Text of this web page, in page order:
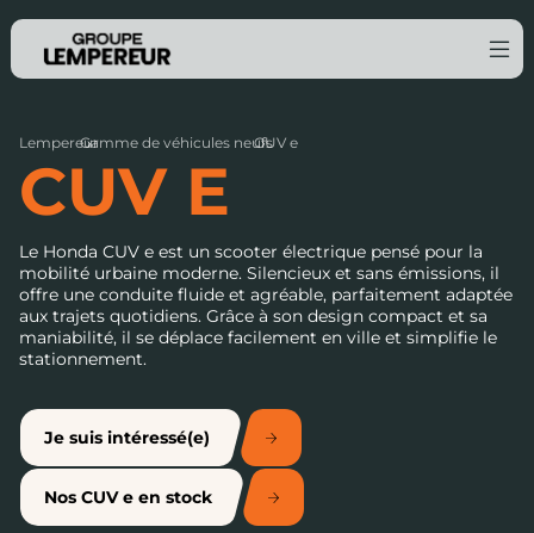
Lempereur
›
Gamme de véhicules neufs
›
CUV e
CUV E
Le Honda CUV e est un scooter électrique pensé pour la
mobilité urbaine moderne. Silencieux et sans émissions, il
offre une conduite fluide et agréable, parfaitement adaptée
aux trajets quotidiens. Grâce à son design compact et sa
maniabilité, il se déplace facilement en ville et simplifie le
stationnement.
Je suis intéressé(e)
Nos CUV e en stock